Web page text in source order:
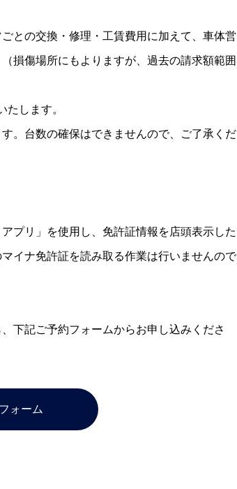
との交換・修理・工賃費用に加えて、車体営
損傷場所にもよりますが、過去の請求額範囲
たします。
。台数の確保はできませんので、ご了承くだ
プリ」を使用し、免許証情報を店頭表示した
イナ免許証を読み取る作業は行いませんので
下記ご予約フォームからお申し込みくださ
ォーム